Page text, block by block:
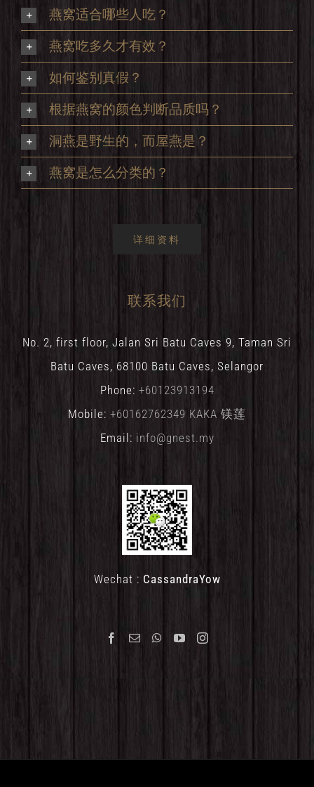
燕窝适合哪些人吃？
燕窝吃多久才有效？
如何鉴别真假？
根据燕窝的颜色判断品质吗？
洞燕是野生的，而屋燕是？
燕窝是怎么分类的？
详细资料
联系我们
No. 2, first floor, Jalan Sri Batu Caves 9, Taman Sri
Batu Caves, 68100 Batu Caves, Selangor
Phone: +60123913194
Mobile: +60162762349 KAKA 镁莲
Email: info@gnest.my
Wechat : CassandraYow